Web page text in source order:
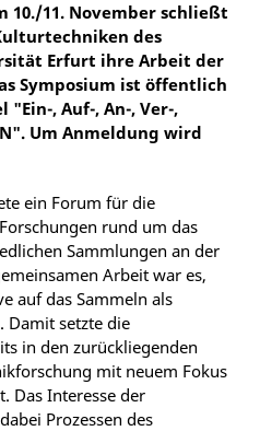
10./11. November schließt
des
Erfurt ihre Arbeit der
Symposium ist öffentlich
, Auf-, An-, Ver-,
Um Anmeldung wird
ein Forum für die
rund um das
Sammlungen an der
Arbeit war es,
auf das Sammeln als
Damit setzte die
in den zurückliegenden
mit neuem Fokus
Das Interesse der
Prozessen des